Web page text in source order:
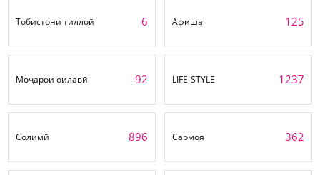
Тобистони тиллоӣ 6 Афиша 125
Моҷарои оилавӣ 92 LIFE-STYLE 1237
Солимӣ 896 Сармоя 362